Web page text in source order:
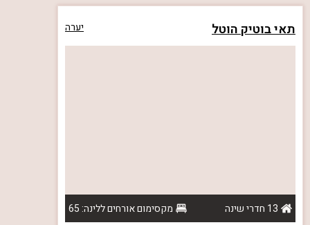
תאי בוטיק הוטל יערה
13 חדרי שינה
מקסימום אורחים ללינה: 65